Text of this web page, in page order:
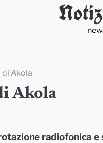
di Akola
Akola
radiofonica